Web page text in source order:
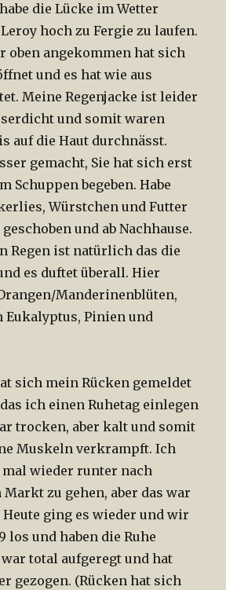
die Lücke im Wetter
hoch zu Fergie zu laufen.
oben angekommen hat sich
und es hat wie aus
Meine Regenjacke ist leider
und somit waren
auf die Haut durchnässt.
gemacht, Sie hat sich erst
Schuppen begeben. Habe
Würstchen und Futter
und ab Nachhause.
Regen ist natürlich das die
es duftet überall. Hier
Manderinenblüten,
Eukalyptus, Pinien und
sich mein Rücken gemeldet
ich einen Ruhetag einlegen
trocken, aber kalt und somit
Muskeln verkrampft. Ich
wieder runter nach
Markt zu gehen, aber das war
Heute ging es wieder und wir
los und haben die Ruhe
total aufgeregt und hat
gezogen. (Rücken hat sich